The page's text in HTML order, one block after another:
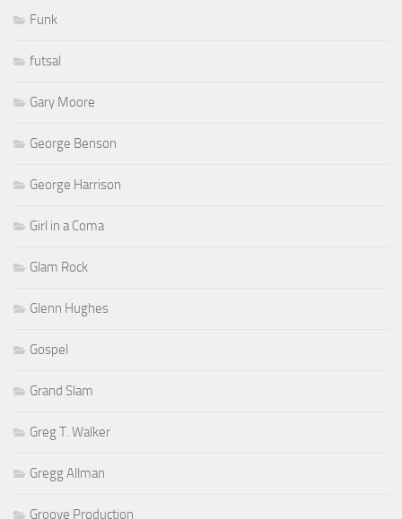
Funk
futsal
Gary Moore
George Benson
George Harrison
Girl in a Coma
Glam Rock
Glenn Hughes
Gospel
Grand Slam
Greg T. Walker
Gregg Allman
Groove Production